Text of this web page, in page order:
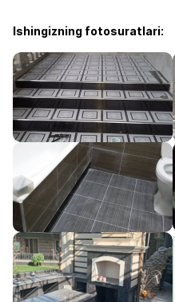
Ishingizning fotosuratlari: